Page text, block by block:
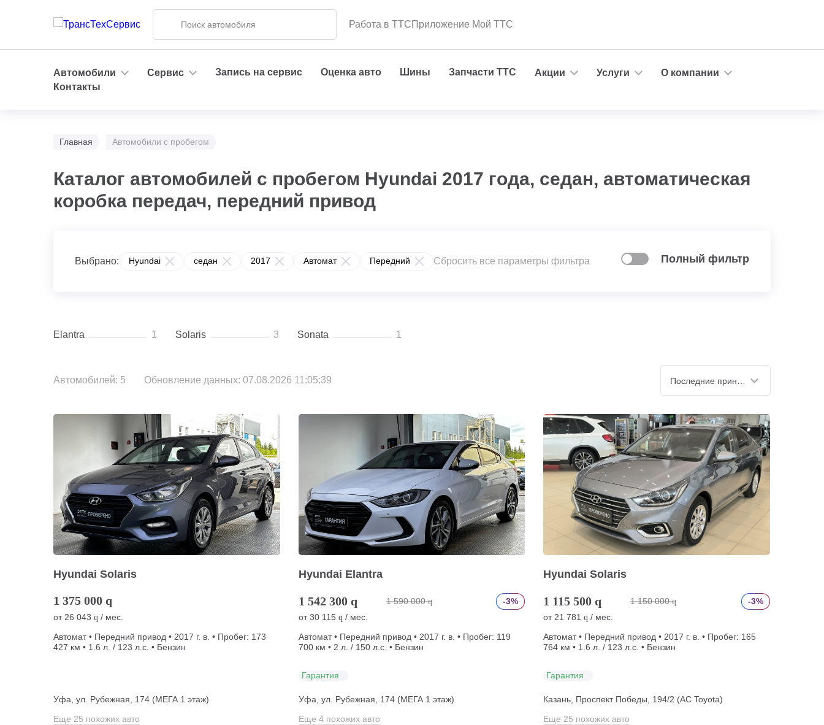
Работа в ТТСПриложение Мой ТТС
Автомобили Сервис Запись на сервис Оценка авто Шины Запчасти ТТС Акции Услуги
О компании
Контакты
Главная Автомобили с пробегом
Каталог автомобилей с пробегом Hyundai 2017 года, седан, автоматическая
коробка передач, передний привод
Выбрано: Hyundai седан 2017 Автомат Передний Сбросить все параметры фильтра Полный фильтр
Elantra 1 Solaris 3 Sonata 1
Автомобилей: 5 Обновление данных: 07.08.2026 11:05:39
Hyundai Solaris
1 375 000 q
от 26 043 q / мес.
Автомат • Передний привод • 2017 г. в. • Пробег: 173
427 км • 1.6 л. / 123 л.с. • Бензин
Уфа, ул. Рубежная, 174 (МЕГА 1 этаж)
Еще 25 похожих авто
Hyundai Elantra
1 542 300 q 1 590 000 q
-3%
от30 115 q / мес.
Автомат • Передний привод • 2017 г. в. • Пробег: 119
700 км • 2 л. / 150 л.с. • Бензин
Гарантия
Уфа, ул. Рубежная, 174 (МЕГА 1 этаж)
Еще 4 похожих авто
Hyundai Solaris
1 115 500 q 1 150 000 q
-3%
от 21 781 q / мес.
Автомат • Передний привод • 2017 г. в. • Пробег: 165
764 км • 1.6 л. / 123 л.с. • Бензин
Гарантия
Казань, Проспект Победы, 194/2 (АС Toyota)
Еще 25 похожих авто